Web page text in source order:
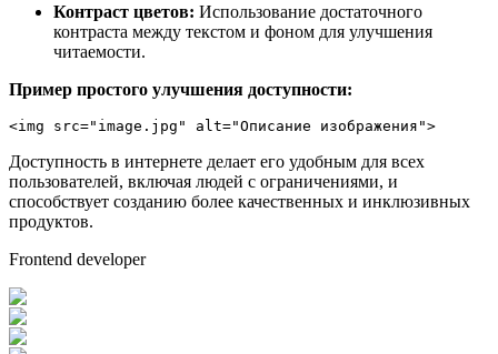
Контраст цветов: Использование достаточного
контраста между текстом и фоном для улучшения
читаемости.
Пример простого улучшения доступности:
<img src="image.jpg" alt="Описание изображения">
Доступность в интернете делает его удобным для всех
пользователей, включая людей с ограничениями, и
способствует созданию более качественных и инклюзивных
продуктов.
Frontend developer